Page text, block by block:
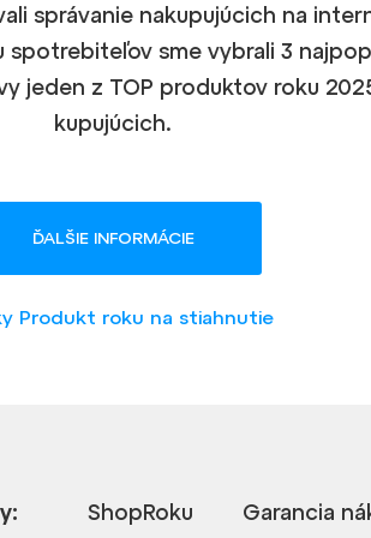
správanie nakupujúcich na
spotrebiteľov sme vybrali 3
jeden z TOP produktov roku
kupujúcich.
ĎALŠIE INFORMÁCIE
Produkt roku na stiahnutie
ShopRoku Garancia